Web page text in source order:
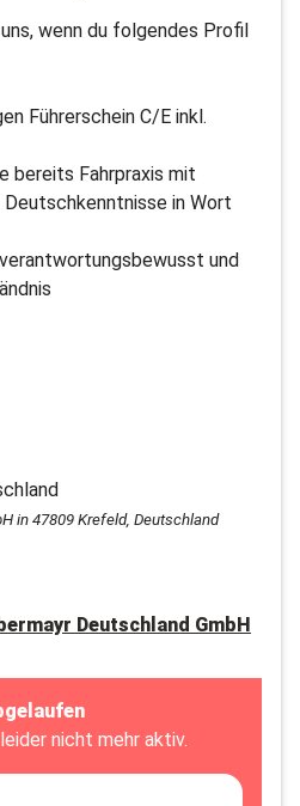
wenn du folgendes Profil
Führerschein C/E inkl.
bereits Fahrpraxis mit
in Wort
und
in 47809 Krefeld, Deutschland
Deutschland GmbH
nicht mehr aktiv.